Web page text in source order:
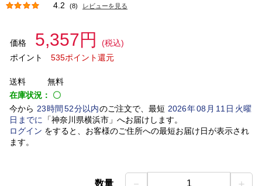
4.2 (8) レビューを見る
価格 5,357円
(税込)
ポイント
535ポイント還元
送料
無料
在庫状況： 〇
今から 23時間 52分以内のご注文で、最短 2026年08 月 11 日火曜
日 までに 「神奈川県横浜市」 へお届けします。
ログイン をすると、お客様のご住所への最短お届け日が表示され
ます。
数量 － 1 ＋